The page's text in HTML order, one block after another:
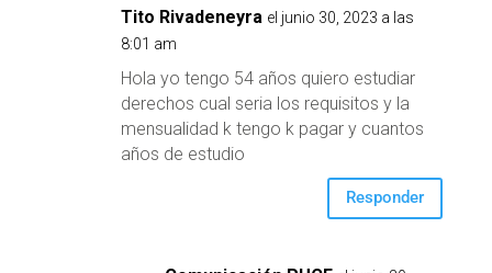
Tito Rivadeneyra el junio 30, 2023 a las
8:01 am
Hola yo tengo 54 años quiero estudiar
derechos cual seria los requisitos y la
mensualidad k tengo k pagar y cuantos
años de estudio
Responder